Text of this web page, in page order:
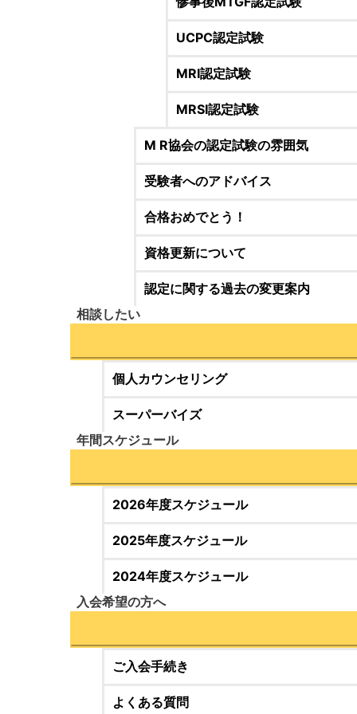
UCPC認定試験
MRI認定試験
MRSI認定試験
M R協会の認定試験の雰囲気
受験者へのアドバイス
合格おめでとう！
資格更新について
認定に関する過去の変更案内
相談したい
個人カウンセリング
スーパーバイズ
年間スケジュール
2026年度スケジュール
2025年度スケジュール
2024年度スケジュール
入会希望の方へ
ご入会手続き
よくある質問